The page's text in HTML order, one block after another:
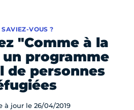
"Comme à la
programme
de personnes
SAVIEZ-VOUS ?
à jour le 26/04/2019